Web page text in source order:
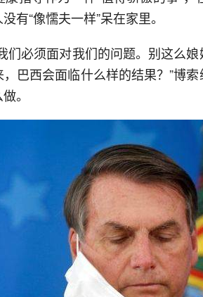
有“像懦夫一样”呆在家里。
们必须面对我们的问题。别这么
巴西会面临什么样的结果？”博索
。